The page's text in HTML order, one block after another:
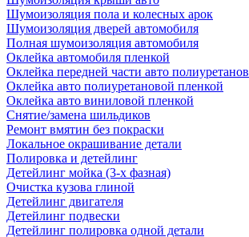
Шумоизоляция пола и колесных арок
Шумоизоляция дверей автомобиля
Полная шумоизоляция автомобиля
Оклейка автомобиля пленкой
Оклейка передней части авто
Оклейка авто полиуретановой пленкой
Оклейка авто виниловой пленкой
Снятие/замена шильдиков
Ремонт вмятин без покраски
Локальное окрашивание детали
Полировка и детейлинг
Детейлинг мойка (3-х фазная)
Очистка кузова глиной
Детейлинг двигателя
Детейлинг подвески
Детейлинг полировка одной детали